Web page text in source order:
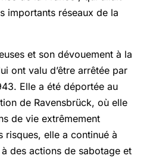
importants réseaux de la
et son dévouement à la
ont valu d’être arrêtée par
Elle a été déportée au
de Ravensbrück, où elle
de vie extrêmement
risques, elle a continué à
des actions de sabotage et